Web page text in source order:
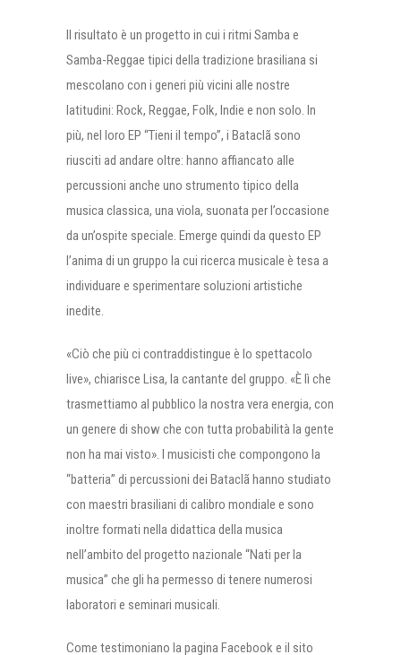
Il risultato è un progetto in cui i ritmi Samba e
Samba-Reggae tipici della tradizione brasiliana si
mescolano con i generi più vicini alle nostre
latitudini: Rock, Reggae, Folk, Indie e non solo. In
più, nel loro EP “Tieni il tempo”, i Bataclã sono
riusciti ad andare oltre: hanno affiancato alle
percussioni anche uno strumento tipico della
musica classica, una viola, suonata per l’occasione
da un’ospite speciale. Emerge quindi da questo EP
l’anima di un gruppo la cui ricerca musicale è tesa a
individuare e sperimentare soluzioni artistiche
inedite.
«Ciò che più ci contraddistingue è lo spettacolo
live», chiarisce Lisa, la cantante del gruppo. «È lì che
trasmettiamo al pubblico la nostra vera energia, con
un genere di show che con tutta probabilità la gente
non ha mai visto». I musicisti che compongono la
“batteria” di percussioni dei Bataclã hanno studiato
con maestri brasiliani di calibro mondiale e sono
inoltre formati nella didattica della musica
nell’ambito del progetto nazionale “Nati per la
musica” che gli ha permesso di tenere numerosi
laboratori e seminari musicali.
Come testimoniano la pagina Facebook e il sito